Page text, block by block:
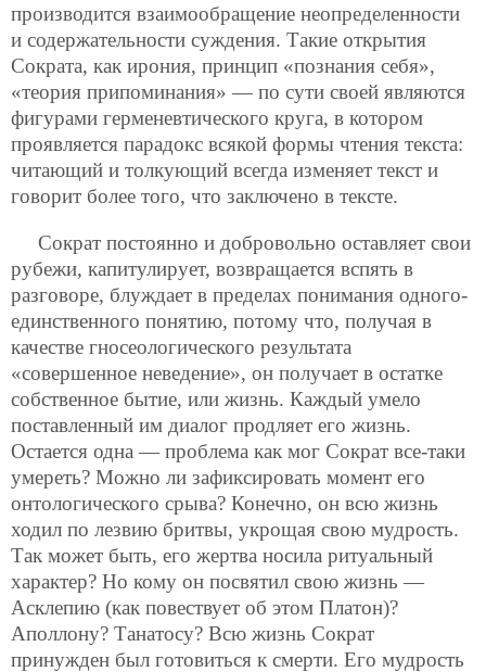
производится взаимообращение неопределенности
и содержательности суждения. Такие открытия
Сократа, как ирония, принцип «познания себя»,
«теория припоминания» — по сути своей являются
фигурами герменевтического круга, в котором
проявляется парадокс всякой формы чтения текста:
читающий и толкующий всегда изменяет текст и
говорит более того, что заключено в тексте.
Сократ постоянно и добровольно оставляет свои
рубежи, капитулирует, возвращается вспять в
разговоре, блуждает в пределах понимания одного-
единственного понятию, потому что, получая в
качестве гносеологического результата
«совершенное неведение», он получает в остатке
собственное бытие, или жизнь. Каждый умело
поставленный им диалог продляет его жизнь.
Остается одна — проблема как мог Сократ все-таки
умереть? Можно ли зафиксировать момент его
онтологического срыва? Конечно, он всю жизнь
ходил по лезвию бритвы, укрощая свою мудрость.
Так может быть, его жертва носила ритуальный
характер? Но кому он посвятил свою жизнь —
Асклепию (как повествует об этом Платон)?
Аполлону? Танатосу? Всю жизнь Сократ
принужден был готовиться к смерти. Его мудрость